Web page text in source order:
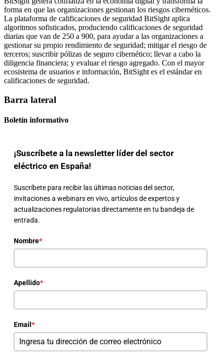
forma en que las organizaciones gestionan los riesgos cibernéticos.
La plataforma de calificaciones de seguridad BitSight aplica
algoritmos sofisticados, produciendo calificaciones de seguridad
diarias que van de 250 a 900, para ayudar a las organizaciones a
gestionar su propio rendimiento de seguridad; mitigar el riesgo de
terceros; suscribir pólizas de seguro cibernético; llevar a cabo la
diligencia financiera; y evaluar el riesgo agregado. Con el mayor
ecosistema de usuarios e información, BitSight es el estándar en
calificaciones de seguridad.
Barra lateral
Boletín informativo
¡Suscríbete a la newsletter líder del sector
eléctrico en España!
Suscríbete para recibir las últimas noticias del sector,
invitaciones a webinars en vivo, artículos de expertos y
actualizaciones regulatorias directamente en tu bandeja de
entrada.
Nombre*
Apellido*
Email *